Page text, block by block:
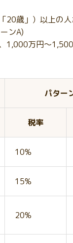
20歳」）以上の
ンA)
1,000万円～
パター
税率
10%
15%
20%